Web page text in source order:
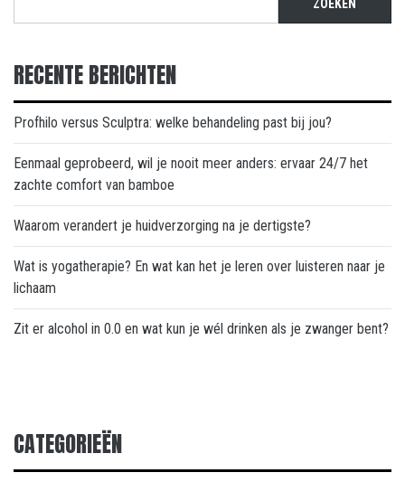
ZOEKEN
RECENTE BERICHTEN
Profhilo versus Sculptra: welke behandeling past bij jou?
Eenmaal geprobeerd, wil je nooit meer anders: ervaar 24/7 het
zachte comfort van bamboe
Waarom verandert je huidverzorging na je dertigste?
Wat is yogatherapie? En wat kan het je leren over luisteren naar je
lichaam
Zit er alcohol in 0.0 en wat kun je wél drinken als je zwanger bent?
CATEGORIEËN